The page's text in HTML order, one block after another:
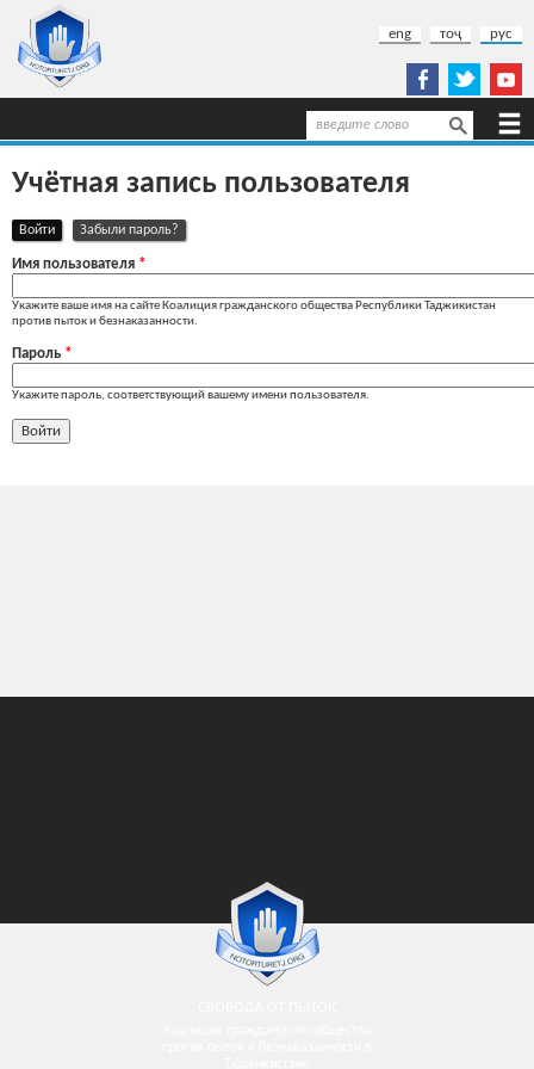
Перейти к основному содержанию
eng
тоҷ рус
Форма поиска
Поиск
Учётная запись пользователя
Главные вкладки
Войти (активная вкладка)
Забыли пароль?
Имя пользователя *
Укажите ваше имя на сайте Коалиция гражданского общества Республики Таджикистан
против пыток и безнаказанности.
Пароль *
Укажите пароль, соответствующий вашему имени пользователя.